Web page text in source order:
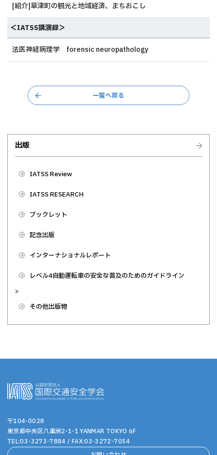
出版
IATSS Review
IATSS RESEARCH
ブックレット
記念出版
インターナショナルレポート
レベル4自動運転車の安全な普及のためのガイドライン
>
その他出版物
[紹介]草津町の観光と地域経済、まちおこし
＜IATSS講演録＞
法医神経病理学 forensic neuropathology
一覧へ戻る
〒104-0028
東京都中央区八重洲2-1-1 YANMAR TOKYO 6F
TEL:03-3273-7884 / FAX:03-3272-7054